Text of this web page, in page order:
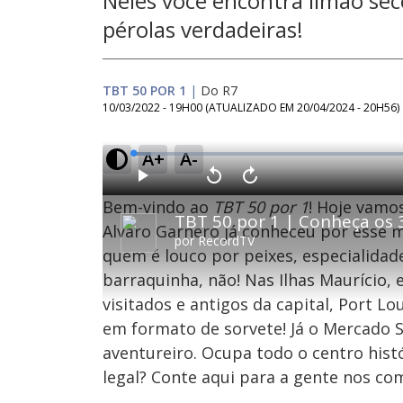
pérolas verdadeiras!
TBT 50 POR 1 | Do R7
10/03/2022 - 19H00 (ATUALIZADO EM 20/04/2024 - 20H56)
A+ A-
porRecordTV
P
l
a
y
V
o
t
a
r
1
0
s
g
u
n
d
s
A
v
a
n
ç
a
r
1
0
e
g
n
o
L
o
a
d
e
:
.
0
%
Bem-vindo ao TBT 50 por 1! Hoje
Alvaro Garnero já conheceu por esse
quem é louco por peixes,
barraquinha, não! Nas Ilhas Maurício,
visitados e antigos da capital, Port
em formato de sorvete! Já o Mercado
aventureiro. Ocupa todo o centro
legal? Conte aqui para a gente nos